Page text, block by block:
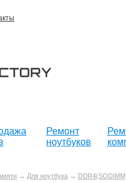
Ремонт
ноутбуков
→ Для ноутбука →